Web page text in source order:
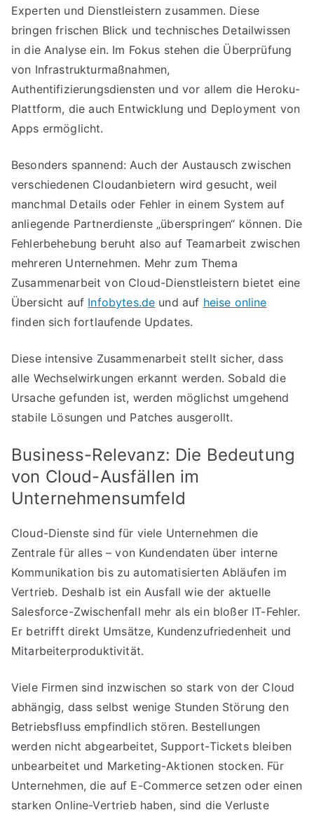
Experten und Dienstleistern zusammen. Diese
bringen frischen Blick und technisches Detailwissen
in die Analyse ein. Im Fokus stehen die Überprüfung
von Infrastrukturmaßnahmen,
Authentifizierungsdiensten und vor allem die Heroku-
Plattform, die auch Entwicklung und Deployment von
Apps ermöglicht.
Besonders spannend: Auch der Austausch zwischen
verschiedenen Cloudanbietern wird gesucht, weil
manchmal Details oder Fehler in einem System auf
anliegende Partnerdienste „überspringen“ können. Die
Fehlerbehebung beruht also auf Teamarbeit zwischen
mehreren Unternehmen. Mehr zum Thema
Zusammenarbeit von Cloud-Dienstleistern bietet eine
Übersicht auf Infobytes.de und auf heise online
finden sich fortlaufende Updates.
Diese intensive Zusammenarbeit stellt sicher, dass
alle Wechselwirkungen erkannt werden. Sobald die
Ursache gefunden ist, werden möglichst umgehend
stabile Lösungen und Patches ausgerollt.
Business-Relevanz: Die Bedeutung
von Cloud-Ausfällen im
Unternehmensumfeld
Cloud-Dienste sind für viele Unternehmen die
Zentrale für alles – von Kundendaten über interne
Kommunikation bis zu automatisierten Abläufen im
Vertrieb. Deshalb ist ein Ausfall wie der aktuelle
Salesforce-Zwischenfall mehr als ein bloßer IT-Fehler.
Er betrifft direkt Umsätze, Kundenzufriedenheit und
Mitarbeiterproduktivität.
Viele Firmen sind inzwischen so stark von der Cloud
abhängig, dass selbst wenige Stunden Störung den
Betriebsfluss empfindlich stören. Bestellungen
werden nicht abgearbeitet, Support-Tickets bleiben
unbearbeitet und Marketing-Aktionen stocken. Für
Unternehmen, die auf E-Commerce setzen oder einen
starken Online-Vertrieb haben, sind die Verluste